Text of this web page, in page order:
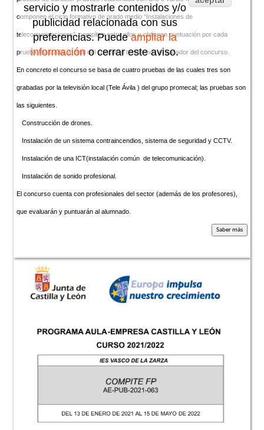
componen el ciclo formativo de grado medio “Instalaciones de
telecomunicaciones”, compiten entre ellos y obtienen puntuación por cada
prueba realizada, al final del concurso tendremos el ganador del concurso.
En concreto el concurso se basa de cuatro pruebas de las cuales tres son
grabadas por la televisión local (Tele Ávila ) del grupo promecal; las pruebas son
las siguientes.
Construcción de drones.
Instalación de un sistema contraincendios, sistema de seguridad y CCTV.
Instalación de una ICT(instalación común de telecomunicación).
Instalación de sonido profesional.
El concurso cuenta con profesionales del sector (además de los profesores),
que evaluarán y puntuarán al alumnado.
servicio y mostrarle contenidos y/o
publicidad relacionada con sus
preferencias. Puedeampliar la
informacióno cerrar este aviso.